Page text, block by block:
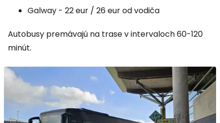
Galway - 22 eur / 26 eur od vodiča
Autobusy premávajú na trase v intervaloch 60-120
minút.